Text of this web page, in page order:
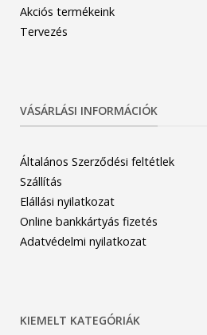
Akciós termékeink
Tervezés
VÁSÁRLÁSI INFORMÁCIÓK
Általános Szerződési feltétlek
Szállítás
Elállási nyilatkozat
Online bankkártyás fizetés
Adatvédelmi nyilatkozat
KIEMELT KATEGÓRIÁK